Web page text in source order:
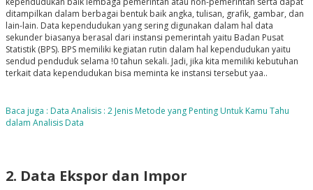
ditampilkan dalam berbagai bentuk baik angka, tulisan, grafik, gambar, dan
lain-lain. Data kependudukan yang sering digunakan dalam hal data
sekunder biasanya berasal dari instansi pemerintah yaitu Badan Pusat
Statistik (BPS). BPS memiliki kegiatan rutin dalam hal kependudukan yaitu
sendud penduduk selama !0 tahun sekali. Jadi, jika kita memiliki kebutuhan
terkait data kependudukan bisa meminta ke instansi tersebut yaa..
Baca juga : Data Analisis : 2 Jenis Metode yang Penting Untuk Kamu Tahu
dalam Analisis Data
2. Data Ekspor dan Impor